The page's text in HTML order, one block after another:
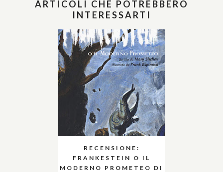
ARTICOLI CHE POTREBBERO
INTERESSARTI
RECENSIONE:
FRANKESTEIN O IL
MODERNO PROMETEO DI